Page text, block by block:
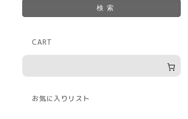
検索
CART
お気に入りリスト